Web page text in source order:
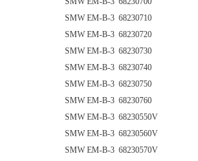
SMW EM-B-3 68230710
SMW EM-B-3 68230720
SMW EM-B-3 68230730
SMW EM-B-3 68230740
SMW EM-B-3 68230750
SMW EM-B-3 68230760
SMW EM-B-3 68230550V
SMW EM-B-3 68230560V
SMW EM-B-3 68230570V